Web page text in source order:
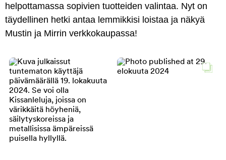
helpottamassa sopivien tuotteiden valintaa. Nyt on
täydellinen hetki antaa lemmikkisi loistaa ja näkyä
Mustin ja Mirrin verkkokaupassa!